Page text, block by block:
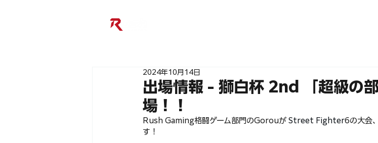
出場情報 - 獅白杯 2nd 「超級の
場！！
2024年10月14日
Rush Gaming格闘ゲーム部門のGorouが Street Fighter6の大会
す！